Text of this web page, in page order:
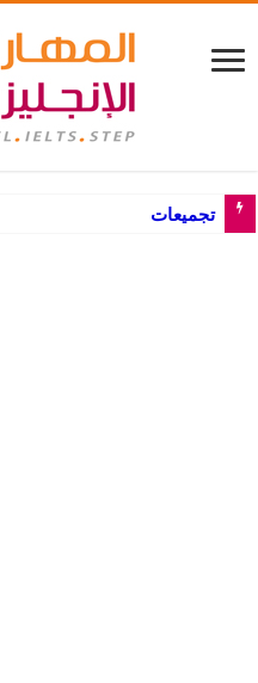
تجميعات أسئلة جرامر اللغة ال